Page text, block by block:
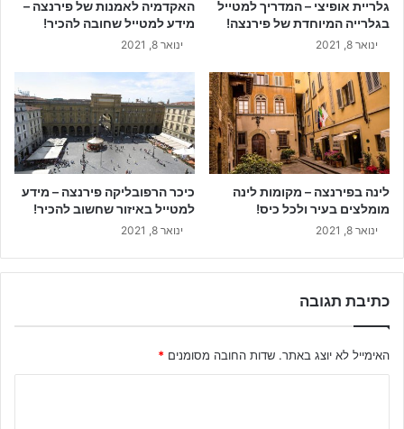
גלריית אופיצי – המדריך למטייל
בגלרייה המיוחדת של פירנצה!
ינואר 8, 2021
האקדמיה לאמנות של פירנצה –
מידע למטייל שחובה להכיר!
ינואר 8, 2021
לינה בפירנצה – מקומות לינה
מומלצים בעיר ולכל כיס!
ינואר 8, 2021
כיכר הרפובליקה פירנצה – מידע
למטייל באיזור שחשוב להכיר!
ינואר 8, 2021
כתיבת תגובה
האימייל לא יוצג באתר. שדות החובה מסומנים *